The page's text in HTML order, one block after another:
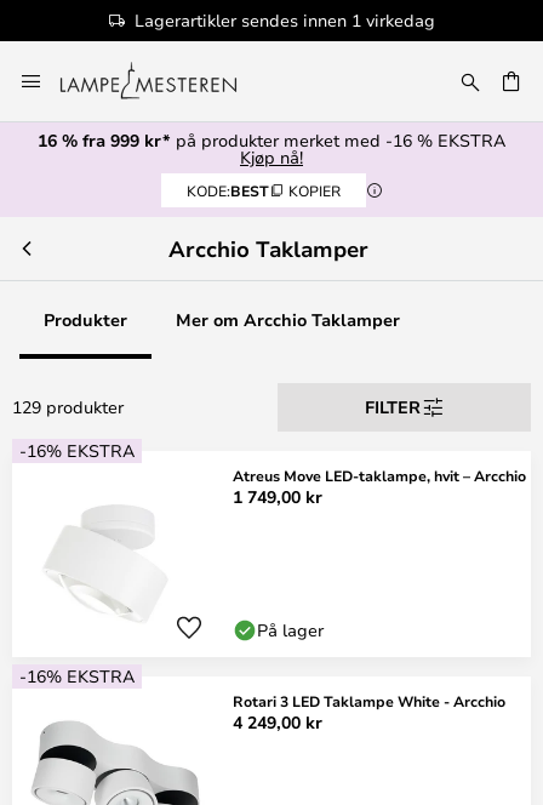
Lagerartikler sendes innen 1 virkedag
til
innhold
16 % fra 999 kr* på produkter merket med -16 % EKSTRA
Kjøp nå!
KODE:BEST KOPIER
Arcchio Taklamper
Produkter Mer om Arcchio Taklamper
129 produkter
FILTER
-16% EKSTRA
Atreus Move LED-taklampe, hvit – Arcchio
1 749,00 kr
På lager
-16% EKSTRA
Rotari 3 LED Taklampe White - Arcchio
4 249,00 kr